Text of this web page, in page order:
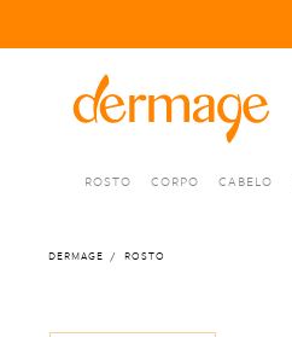
ROSTO CORPO CABELO
DERMAGE ROSTO